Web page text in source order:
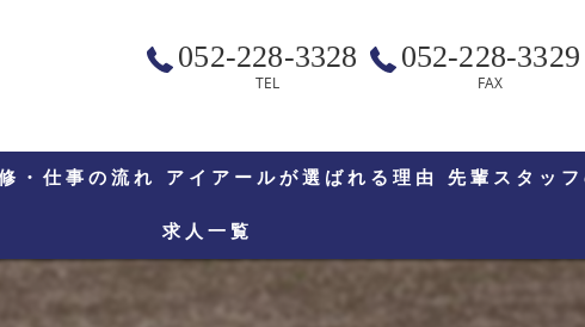
052-228-3328
TEL
052-228-3329
FAX
・仕事の流れ アイアールが選ばれる理由 先輩スタッフ
求人一覧